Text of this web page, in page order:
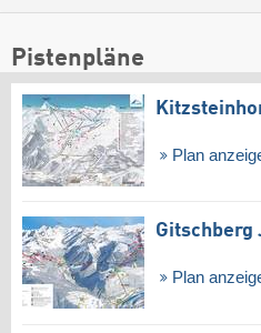
Pistenpläne
Plan
Gitschberg
Plan